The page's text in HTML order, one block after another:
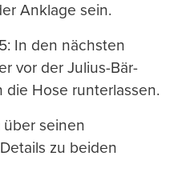
Anklage sein.
In den nächsten
vor der Julius-Bär-
Hose runterlassen.
seinen
zu beiden